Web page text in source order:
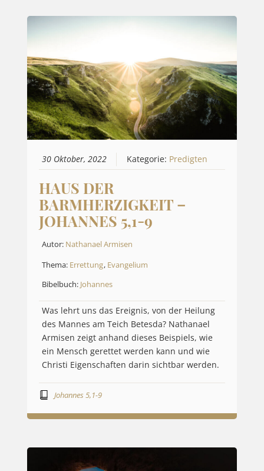
30 Oktober, 2022 Kategorie: Predigten
HAUS DER
BARMHERZIGKEIT –
JOHANNES 5,1-9
Autor: Nathanael Armisen
Thema: Errettung, Evangelium
Bibelbuch: Johannes
Was lehrt uns das Ereignis, von der Heilung
des Mannes am Teich Betesda? Nathanael
Armisen zeigt anhand dieses Beispiels, wie
ein Mensch gerettet werden kann und wie
Christi Eigenschaften darin sichtbar werden.
Johannes 5,1-9